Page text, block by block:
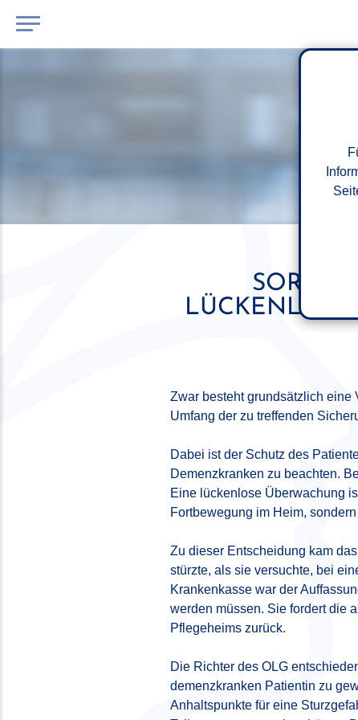
Zwar besteht grundsätzlich eine
Umfang der zu treffenden
Dabei ist der Schutz des
Demenzkranken zu beachten.
Eine lückenlose Überwachung
Fortbewegung im Heim,
Zu dieser Entscheidung kam
stürzte, als sie versuchte, bei
Krankenkasse war der
werden müssen. Sie fordert die
Pflegeheims zurück.
Die Richter des OLG
demenzkranken Patientin zu
Anhaltspunkte für eine